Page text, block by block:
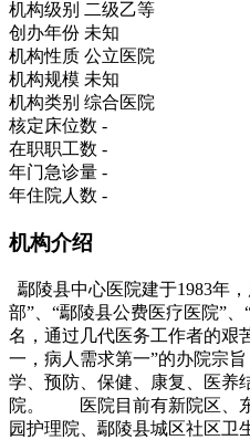
机构级别 二级乙等
创办年份 未知
机构性质 公立医院
机构规模 未知
机构类别 综合医院
核定床位数 -
在职职工数 -
年门急诊量 -
年住院人数 -
机构介绍
鄢陵县中心医院建于1983年
部”、“鄢陵县公费医疗医院”
名，通过几代医务工作者的艰
一，病人需求第一”的办院宗
学、预防、保健、康复、医养
院。 医院目前有新院区、东
园护理院、鄢陵县城区社区卫